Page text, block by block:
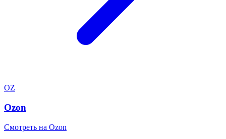
OZ
Ozon
Смотреть на Ozon